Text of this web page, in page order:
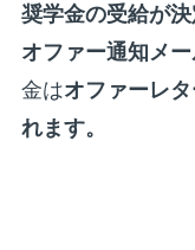
奨学金の受給が
オファー通知メー
金はオファーレ
れます。